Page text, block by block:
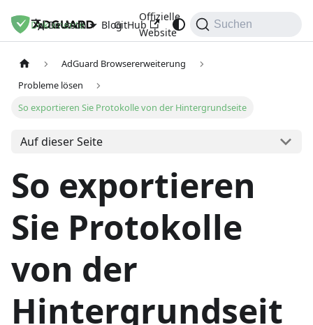
Dokumente Blog
Offizielle
Website
Deutsch GitHub Suchen
AdGuard Browsererweiterung
Probleme lösen
So exportieren Sie Protokolle von der Hintergrundseite
Auf dieser Seite
So exportieren
Sie Protokolle
von der
Hintergrundseit